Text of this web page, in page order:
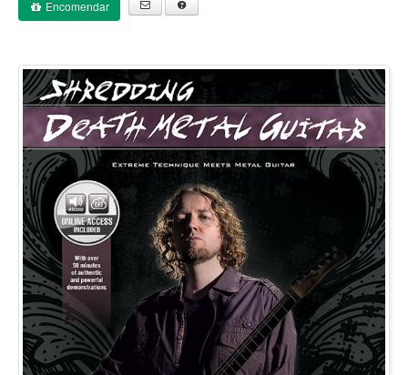
Encomendar